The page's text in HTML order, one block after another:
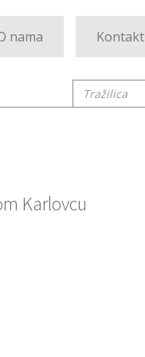
nama Kontakt
Tražilica
Karlovcu